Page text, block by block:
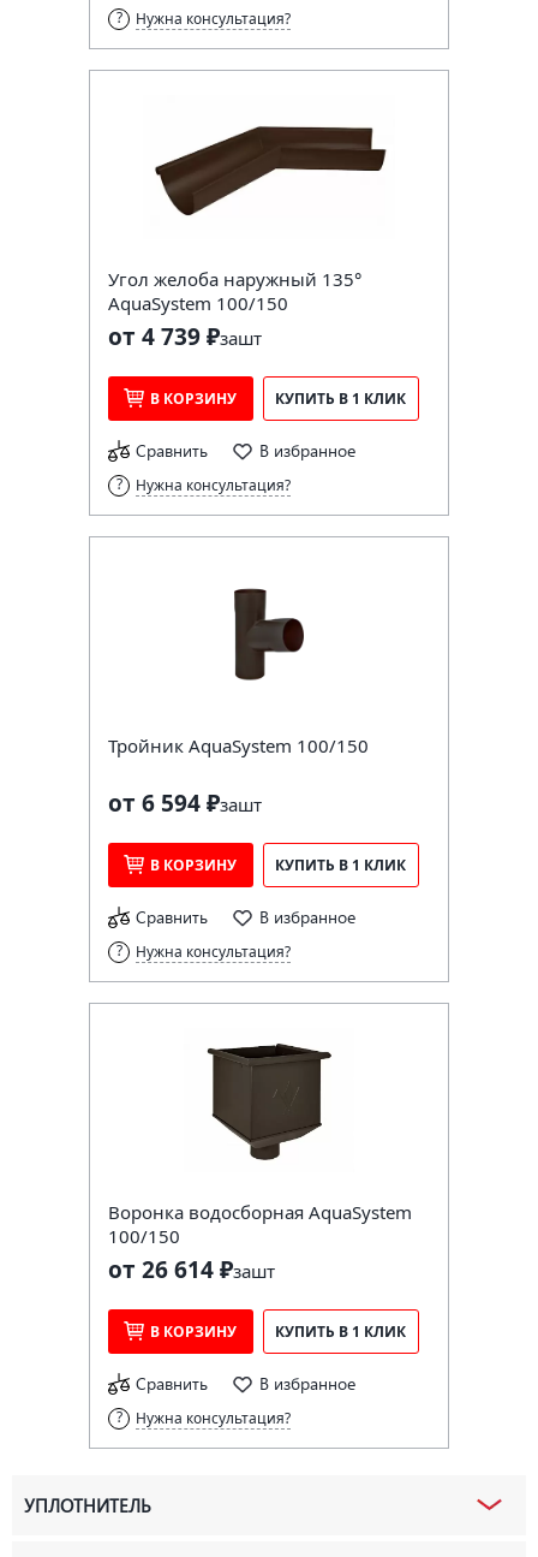
Нужна консультация?
Угол желоба наружный 135°
AquaSystem 100/150
от 4 739 ₽зашт
В КОРЗИНУ КУПИТЬ В 1 КЛИК
Сравнить В избранное
Нужна консультация?
Тройник AquaSystem 100/150
от 6 594 ₽зашт
В КОРЗИНУ КУПИТЬ В 1 КЛИК
Сравнить В избранное
Нужна консультация?
Воронка водосборная AquaSystem
100/150
от 26 614 ₽зашт
В КОРЗИНУ КУПИТЬ В 1 КЛИК
Сравнить В избранное
Нужна консультация?
УПЛОТНИТЕЛЬ